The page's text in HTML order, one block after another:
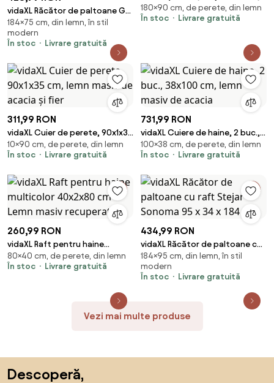
vidaXL Răcător de paltoane Gri
Sonoma 75 x 34 x 184 cm Lemn
compozit
184×75 cm, din lemn, în stil
modern
În stoc
Livrare gratuită
90x50x180 cm, lemn prelucrat
180×90 cm, de perete, din lemn
În stoc
Livrare gratuită
311,99 RON
vidaXL Cuier de perete, 90x1x35
cm, lemn masiv de acacia și fier
10×90 cm, de perete, din lemn
În stoc
Livrare gratuită
731,99 RON
vidaXL Cuiere de haine, 2 buc.,
38x100 cm, lemn masiv de
acacia
100×38 cm, de perete, din lemn
În stoc
Livrare gratuită
260,99 RON
vidaXL Raft pentru haine
multicolor 40x2x80 cm Lemn
masiv recuperat
80×40 cm, de perete, din lemn
În stoc
Livrare gratuită
434,99 RON
vidaXL Răcător de paltoane cu
raft Stejar Sonoma 95 x 34 x
184 cm
184×95 cm, din lemn, în stil
modern
În stoc
Livrare gratuită
Vezi mai multe produse
Descoperă,